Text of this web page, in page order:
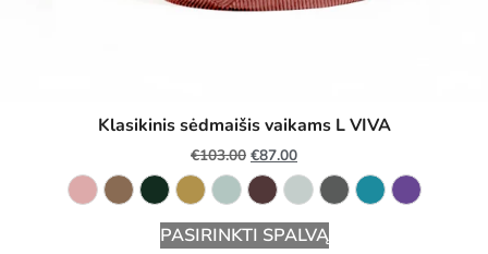
Klasikinis sėdmaišis vaikams L VIVA
€103.00 €87.00
PASIRINKTI SPALVĄ